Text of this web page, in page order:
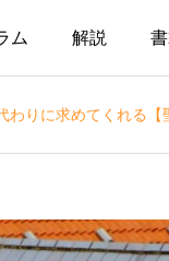
ム 解説
りに求めてくれる【